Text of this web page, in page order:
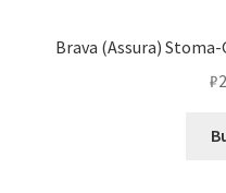
Brava (Assura)
₽